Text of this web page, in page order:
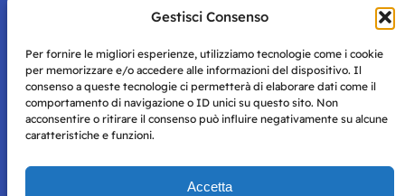
Gestisci Consenso
Per fornire le migliori esperienze, utilizziamo tecnologie come i cookie
per memorizzare e/o accedere alle informazioni del dispositivo. Il
consenso a queste tecnologie ci permetterà di elaborare dati come il
comportamento di navigazione o ID unici su questo sito. Non
acconsentire o ritirare il consenso può influire negativamente su alcune
caratteristiche e funzioni.
Accetta
Storie di Napoli è una testata registrata presso il tribunale di